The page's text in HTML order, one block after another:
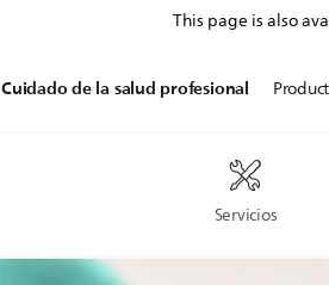
This page is also
Cuidado de la salud profesional
Servicios